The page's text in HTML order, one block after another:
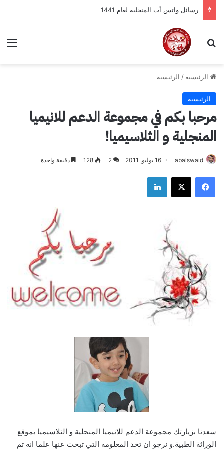
رسائل واتس أب المنجلية لعام 1441
بحث عن
الرئيسية / الرئيسية
الرئيسية
مرحبا بكم في مجموعة الدعم للانيميا
المنجلية و الثلاسيميا!
abalswaid 16 يوليو, 2011 2
128 دقيقة واحدة
فيسبوك
سعدنا بزيارتك مجموعة الدعم للانيميا المنجلية و الثلاسيميا بموقع
الوراثة الطبية.و نرجو ان تحد المعلومه التي تبحث عنها علما انه تم